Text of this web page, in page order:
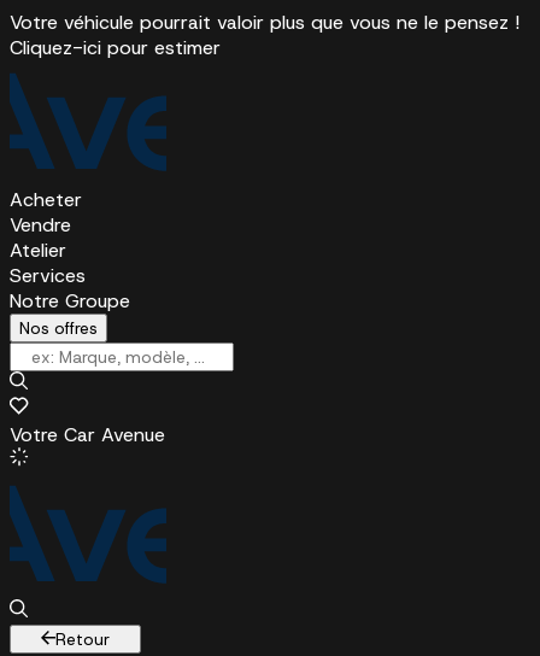
Votre véhicule pourrait valoir plus que vous ne le pensez !
Cliquez-ici pour estimer
Acheter
Vendre
Atelier
Services
Notre Groupe
Nos offres
Votre Car Avenue
Retour